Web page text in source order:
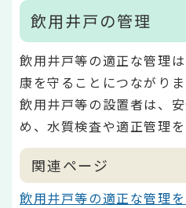
飲用井戸の管理
飲用井戸等の適正な管理
康を守ることにつながりま
飲用井戸等の設置者は、
め、水質検査や適正管理を
関連ページ
飲用井戸等の適正な管理